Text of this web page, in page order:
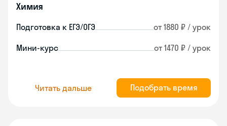
Химия
Подготовка к ЕГЭ/ОГЭ от 1880 ₽ / урок
Мини-курс от 1470 ₽ / урок
Читать дальше Подобрать время